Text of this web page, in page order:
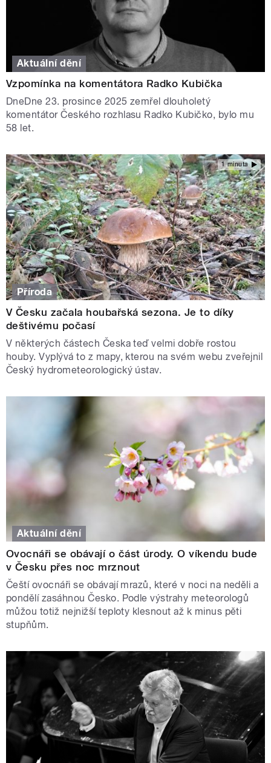
Aktuální dění
Vzpomínka na komentátora Radko Kubička
DneDne 23. prosince 2025 zemřel dlouholetý
komentátor Českého rozhlasu Radko Kubičko, bylo mu
58 let.
1 minuta
Příroda
V Česku začala houbařská sezona. Je to díky
deštivému počasí
V některých částech Česka teď velmi dobře rostou
houby. Vyplývá to z mapy, kterou na svém webu zveřejnil
Český hydrometeorologický ústav.
Aktuální dění
Ovocnáři se obávají o část úrody. O víkendu bude
v Česku přes noc mrznout
Čeští ovocnáři se obávají mrazů, které v noci na neděli a
pondělí zasáhnou Česko. Podle výstrahy meteorologů
můžou totiž nejnižší teploty klesnout až k minus pěti
stupňům.